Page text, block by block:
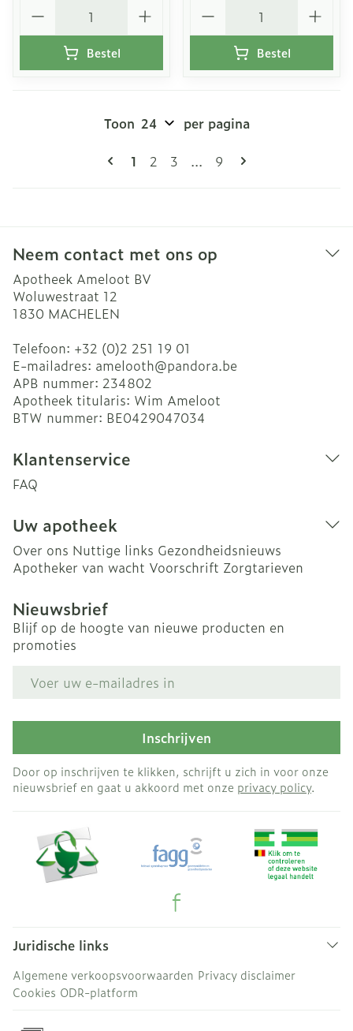
Bestel Bestel
Pagina's
U lees momenteel pagina
1 Pagina
2 Pagina
3 ... Pagina
9
Toon per pagina
Neem contact met ons op
Apotheek Ameloot BV
Woluwestraat 12
1830 MACHELEN
Telefoon: +32 (0)2 251 19 01
E-mailadres: amelooth@pandora.be
APB nummer: 234802
Apotheek titularis: Wim Ameloot
BTW nummer: BE0429047034
Klantenservice
FAQ
Uw apotheek
Over ons Nuttige links Gezondheidsnieuws
Apotheker van wacht Voorschrift Zorgtarieven
Nieuwsbrief
Blijf op de hoogte van nieuwe producten en
promoties
Inschrijven
Door op inschrijven te klikken, schrijft u zich in voor onze
nieuwsbrief en gaat u akkoord met onze privacy policy.
Juridische links
Algemene verkoopsvoorwaarden Privacy disclaimer
Cookies ODR-platform